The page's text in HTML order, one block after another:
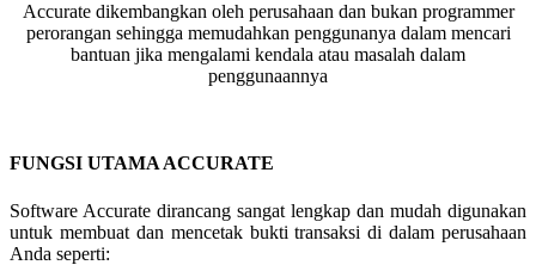
Accurate dikembangkan oleh perusahaan dan bukan programmer
perorangan sehingga memudahkan penggunanya dalam mencari
bantuan jika mengalami kendala atau masalah dalam
penggunaannya
FUNGSI UTAMA ACCURATE
Software Accurate dirancang sangat lengkap dan mudah digunakan
untuk membuat dan mencetak bukti transaksi di dalam perusahaan
Anda seperti: